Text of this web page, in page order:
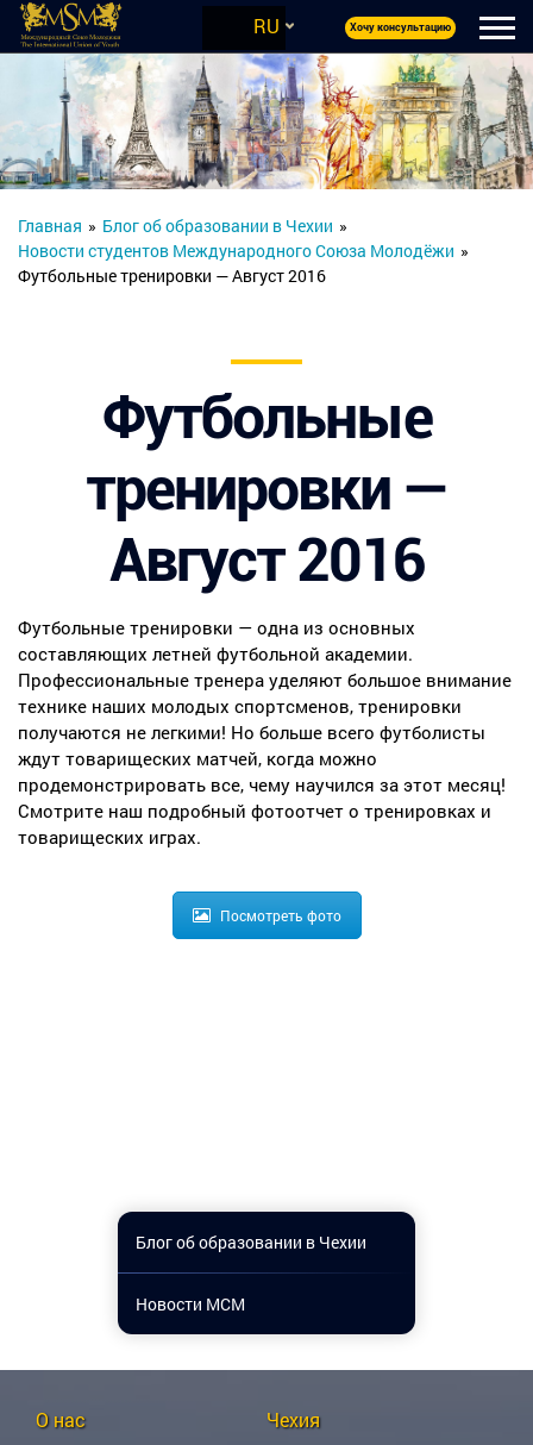
RU Хочу консультацию
Главная » Блог об образовании в Чехии »
Новости студентов Международного Союза Молодёжи »
Футбольные тренировки — Август 2016
Блог об образовании в Чехии
Новости МСМ
Футбольные
тренировки —
Август 2016
Футбольные тренировки — одна из основных
составляющих летней футбольной академии.
Профессиональные тренера уделяют большое внимание
технике наших молодых спортсменов, тренировки
получаются не легкими! Но больше всего футболисты
ждут товарищеских матчей, когда можно
продемонстрировать все, чему научился за этот месяц!
Смотрите наш подробный фотоотчет о тренировках и
товарищеских играх.
Посмотреть фото
О нас Чехия